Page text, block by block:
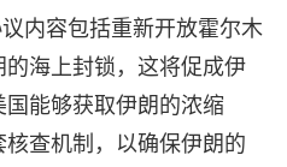
内容包括重新开放霍尔木
海上封锁，这将促成伊
能够获取伊朗的浓缩
查机制，以确保伊朗的